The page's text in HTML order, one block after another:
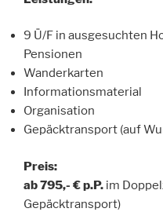
9 Ü/F in ausgesuchten
Pensionen
Wanderkarten
Informationsmaterial
Organisation
Gepäcktransport (auf
Preis:
ab 795,- € p.P. im
Gepäcktransport)